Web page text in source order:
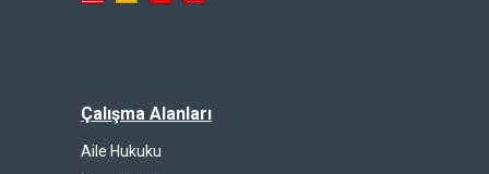
Çalışma Alanları
Aile Hukuku